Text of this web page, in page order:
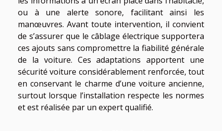
ou à une alerte sonore, facilitant ainsi les
manœuvres. Avant toute intervention, il convient
de s’assurer que le câblage électrique supportera
ces ajouts sans compromettre la fiabilité générale
de la voiture. Ces adaptations apportent une
sécurité voiture considérablement renforcée, tout
en conservant le charme d’une voiture ancienne,
surtout lorsque l’installation respecte les normes
et est réalisée par un expert qualifié.